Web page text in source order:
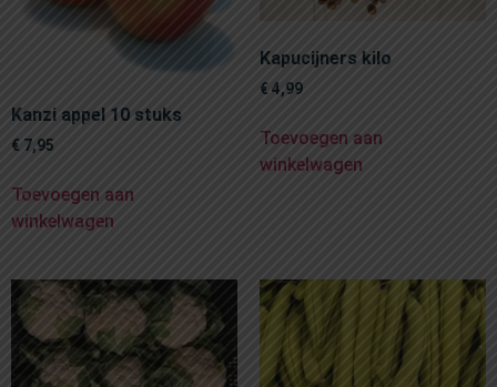
Kanzi appel 10 stuks
€ 7,95
Toevoegen aan
winkelwagen
Kapucijners kilo
€ 4,99
Toevoegen aan
winkelwagen